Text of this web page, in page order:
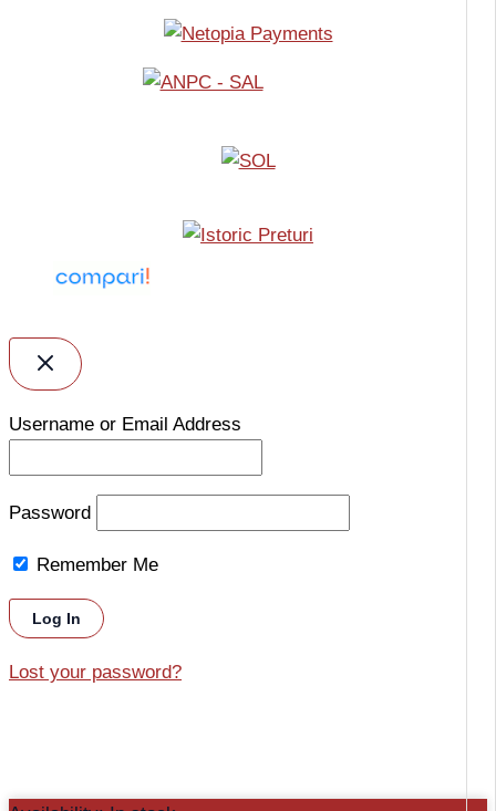
Username or Email Address
Password
Remember Me
Lost your password?